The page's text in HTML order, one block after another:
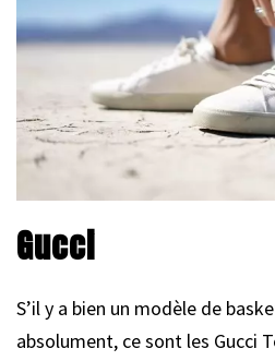
Gucci
S’il y a bien un modèle de
absolument, ce sont les Gucci